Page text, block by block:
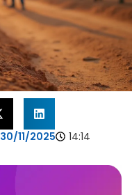
30/11/2025 14:14